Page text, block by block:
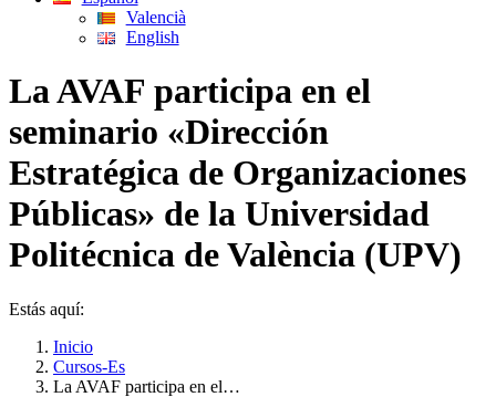
Valencià
English
La AVAF participa en el
seminario «Dirección
Estratégica de Organizaciones
Públicas» de la Universidad
Politécnica de València (UPV)
Estás aquí:
Inicio
Cursos-Es
La AVAF participa en el…